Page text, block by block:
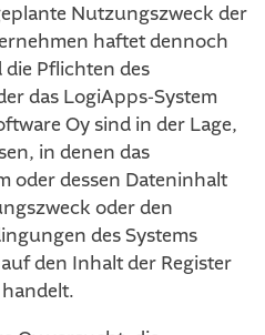
Nutzungszweck der
haftet dennoch
Pflichten des
das LogiApps-System
Oy sind in der Lage,
in denen das
oder dessen Dateninhalt
oder den
des Systems
den Inhalt der Register